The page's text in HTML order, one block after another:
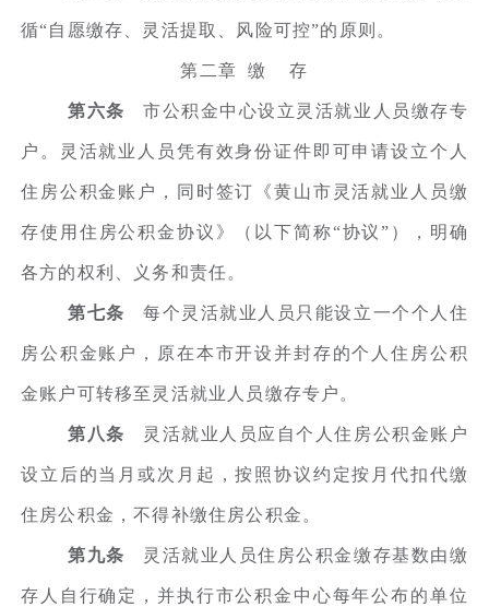
循“自愿缴存、灵活提取、风险可控”的原则。
第二章 缴 存
第六条 市公积金中心设立灵活就业人员缴存专
户。灵活就业人员凭有效身份证件即可申请设立个人
住房公积金账户，同时签订《黄山市灵活就业人员缴
存使用住房公积金协议》（以下简称“协议”），明确
各方的权利、义务和责任。
第七条 每个灵活就业人员只能设立一个个人住
房公积金账户，原在本市开设并封存的个人住房公积
金账户可转移至灵活就业人员缴存专户。
第八条 灵活就业人员应自个人住房公积金账户
设立后的当月或次月起，按照协议约定按月代扣代缴
住房公积金，不得补缴住房公积金。
第九条 灵活就业人员住房公积金缴存基数由缴
存人自行确定，并执行市公积金中心每年公布的单位